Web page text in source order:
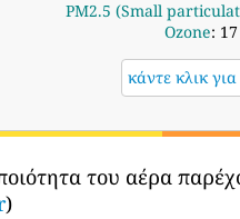
PM2.5 (Small
Ozone:
κάντε κλικ
του αέρα
)